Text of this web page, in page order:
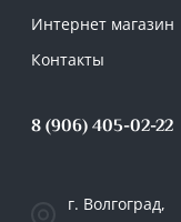
Интернет магазин
Контакты
8 (906) 405-02-22
г. Волгоград,